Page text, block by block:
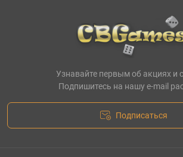
Узнавайте первым об акциях и
Подпишитесь на нашу e-mail
Подписаться